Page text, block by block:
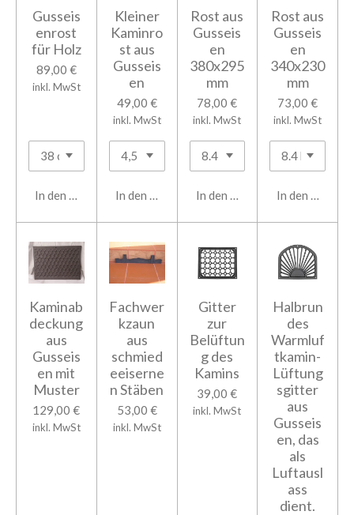
Gusseis
enrost
für Holz
89,00 €
inkl. MwSt
In den Warenkorb
Kleiner
Kaminro
st aus
Gusseis
en
49,00 €
inkl. MwSt
In den Warenkorb
Rost aus
Gusseis
en
380x295
mm
78,00 €
inkl. MwSt
In den Warenkorb
Rost aus
Gusseis
en
340x230
mm
73,00 €
inkl. MwSt
In den
Kaminab
deckung
aus
Gusseis
en mit
Muster
129,00 €
inkl. MwSt
Fachwer
kzaun
aus
schmied
eeiserne
n Stäben
53,00 €
inkl. MwSt
Gitter
zur
Belüftun
g des
Kamins
39,00 €
inkl. MwSt
Halbrun
des
Warmluf
tkamin-
Lüftung
sgitter
aus
Gusseis
en, das
als
Luftausl
ass
dient.